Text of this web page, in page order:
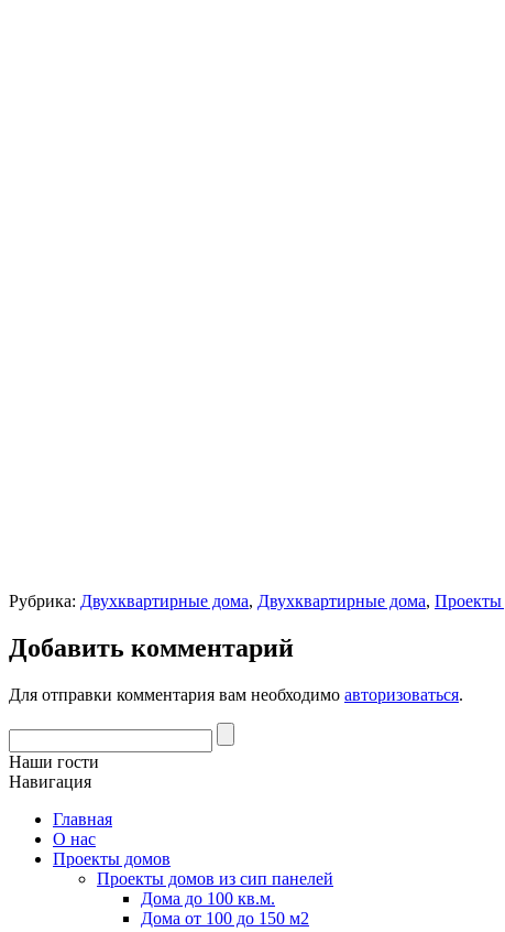
Рубрика: Двухквартирные дома, Двухквартирные дома, Проекты
Добавить комментарий
Для отправки комментария вам необходимо авторизоваться.
Наши гости
Навигация
Главная
О нас
Проекты домов
Проекты домов из сип панелей
Дома до 100 кв.м.
Дома от 100 до 150 м2